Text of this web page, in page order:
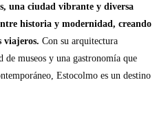
una ciudad vibrante y diversa
historia y modernidad, creando
viajeros.Con su arquitectura
de museos y una gastronomía que
Estocolmo es un destino